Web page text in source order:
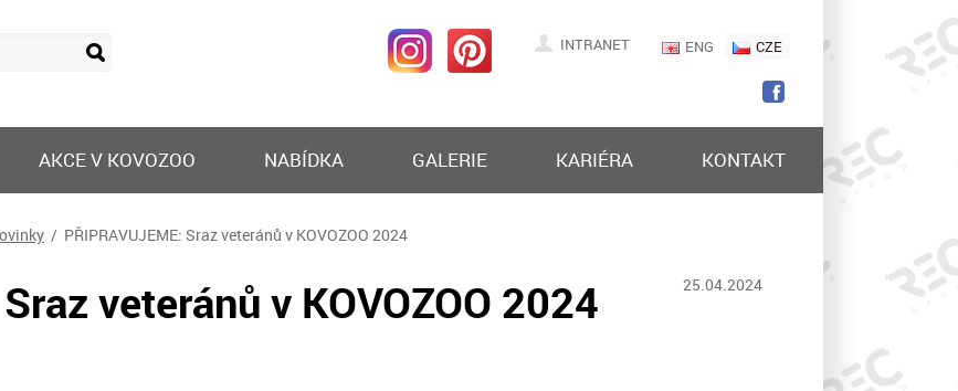
AKCE V KOVOZOO NABÍDKA GALERIE KARIÉRA KONTAKT
INTRANET ENG CZE
/ PŘIPRAVUJEME: Sraz veteránů v KOVOZOO 2024
veteránů v KOVOZOO 2024 25.04.2024